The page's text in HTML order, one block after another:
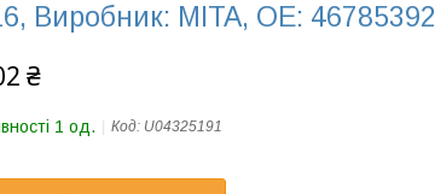
Виробник: MITA, OE: 46785392
₴
1 од. Код: U04325191